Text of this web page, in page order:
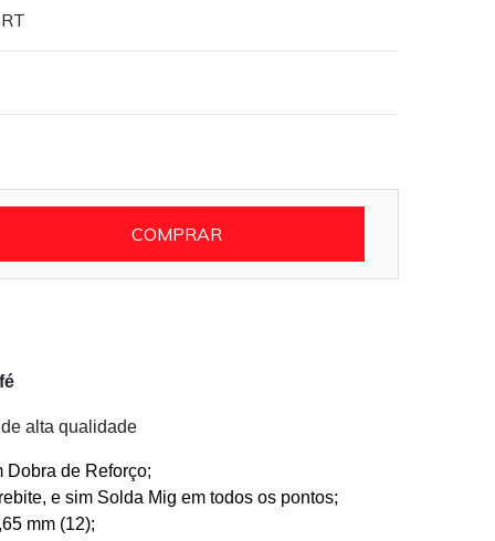
alta qualidade
Dobra de Reforço;
e sim Solda Mig em todos os pontos;
mm (12);
COMPRAR